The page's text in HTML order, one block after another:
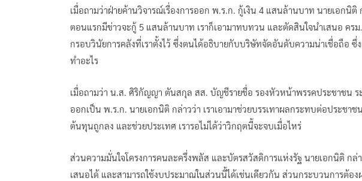
เมื่อถามว่าฝ่ายค้านวิจารณ์เรื่องการออก พ.ร.ก. กู้เงิน 4 แสนล้านบาท นายเอกนิ
ตอนแรกมีข่าวจะกู้ 5 แสนล้านบาท เราก็เอามาทบทวน และตัดสินใจนำเสนอ คร
กรอบวินัยการคลังที่เราตั้งไว้ ซึ่งตนได้อธิบายกับบริษัทจัดอันดับความน่าเชื่อถือ ซึ่ง
ทำอะไร
เมื่อถามว่า น.ส. ศิริกัญญา ตันสกุล สส. บัญชีรายชื่อ รองหัวหน้าพรรคประชาชน ร
ออกเป็น พ.ร.ก. นายเอกนิติ กล่าวว่า เราเอามาช่วยบรรเทาผลกระทบต่อประชา
ต้นทุนถูกลง และช่วยประเทศ เรารอไม่ได้ว่าวิกฤตนี้จะจบเมื่อไหร่
ส่วนความมั่นใจโครงการคนละครึ่งพลัส และบัตรสวัสดิการแห่งรัฐ นายเอกนิติ กล่
เสนอได้ และสามารถใช้งบประมาณในส่วนนี้ได้เช่นเดียวกัน ส่วนกระบวนการต้อ